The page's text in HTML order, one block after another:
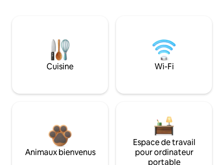
Cuisine Wi-Fi
Animaux bienvenus
Espace de travail
pour ordinateur
portable